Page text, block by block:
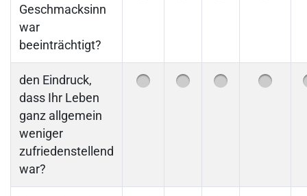
Geschmacksinn
war
beeinträchtigt?
den Eindruck,
dass Ihr Leben
ganz allgemein
weniger
zufriedenstellend
war?